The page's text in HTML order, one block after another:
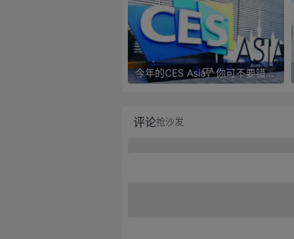
今年的CES Asia，你可不要错过这些自动驾驶看点
评论抢沙发